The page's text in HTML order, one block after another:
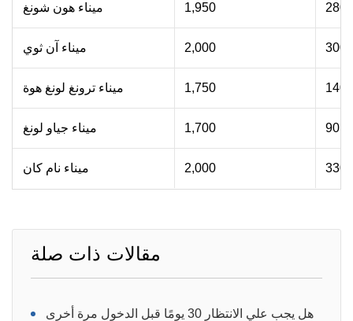
ميناء هون شونغ 1,950 280
ميناء آن ثوي 2,000 300
ميناء ترونغ لونغ هوة 1,750 140
ميناء جياو لونغ 1,700 90
ميناء نام كان 2,000 330
مقالات ذات صلة
هل يجب علي الانتظار 30 يومًا قبل الدخول مرة أخرى